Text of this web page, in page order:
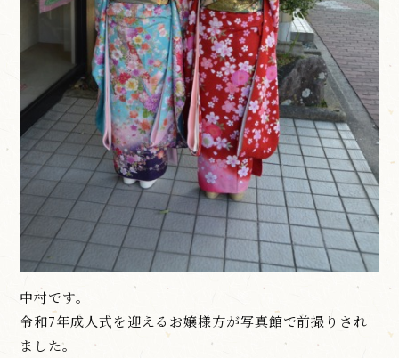
中村です。
令和7年成人式を迎えるお嬢様方が写真館で前撮りされ
ました。